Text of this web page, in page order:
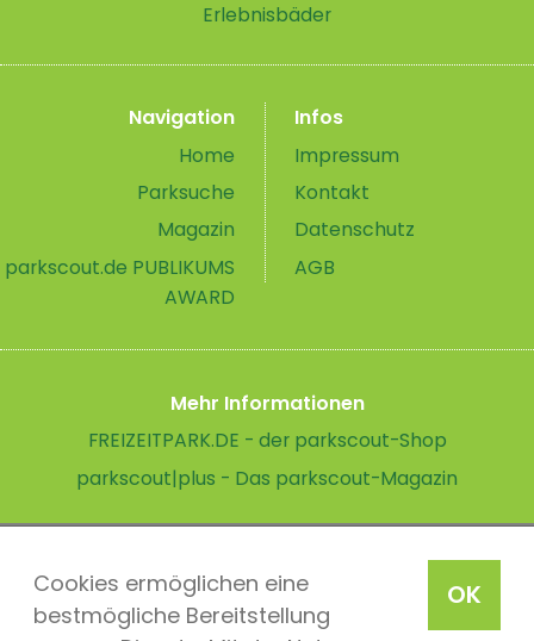
OK
Cookies ermöglichen eine
bestmögliche Bereitstellung
Erlebnisbäder
Navigation
Home
Parksuche
Magazin
parkscout.de PUBLIKUMS
AWARD
Infos
Impressum
Kontakt
Datenschutz
AGB
Mehr Informationen
FREIZEITPARK.DE - der parkscout-Shop
parkscout|plus - Das parkscout-Magazin